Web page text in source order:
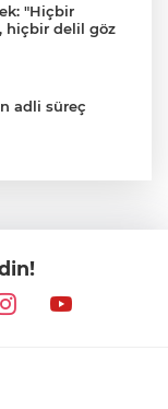
"Hiçbir
hiçbir delil göz
adli süreç
yapan genç
verildi